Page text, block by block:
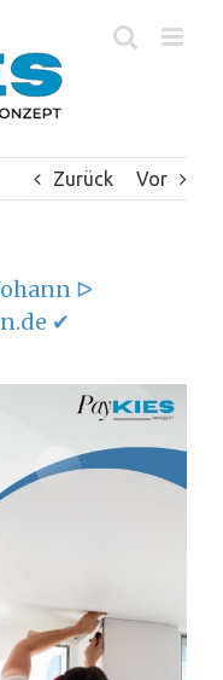
Zurück Vor
ᐅ
✔